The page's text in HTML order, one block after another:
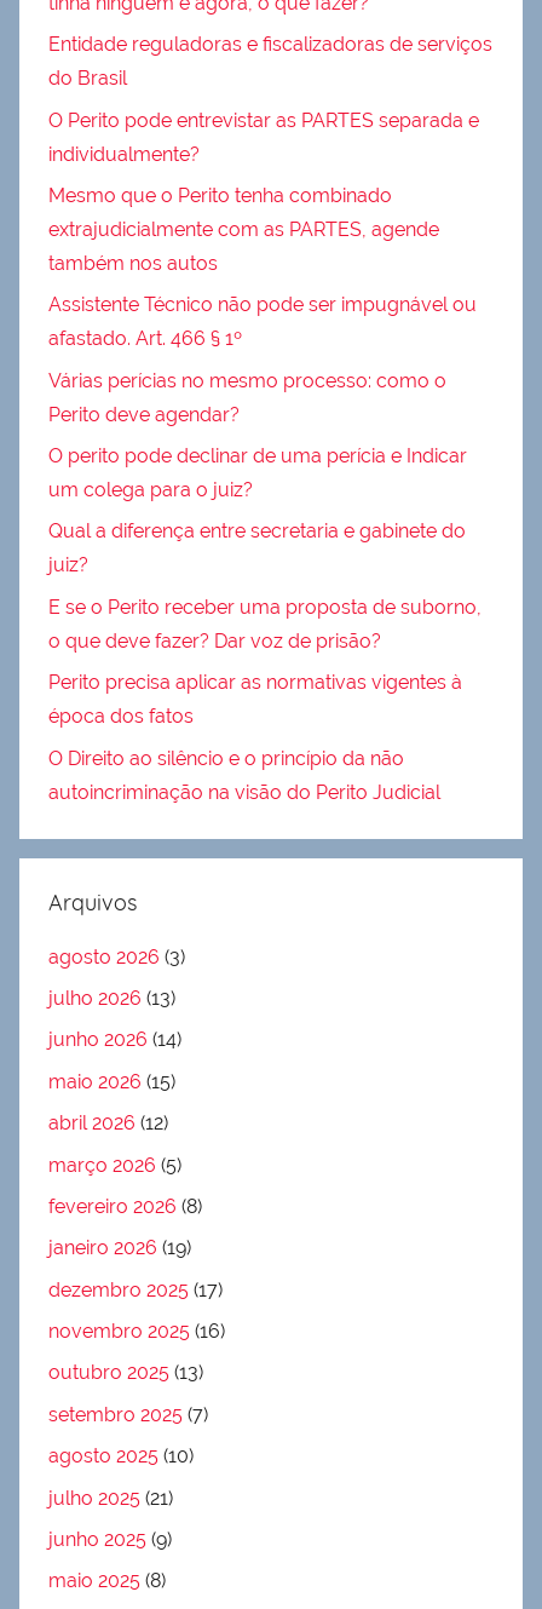
Entidade reguladoras e fiscalizadoras de serviços
do Brasil
O Perito pode entrevistar as PARTES separada e
individualmente?
Mesmo que o Perito tenha combinado
extrajudicialmente com as PARTES, agende
também nos autos
Assistente Técnico não pode ser impugnável ou
afastado. Art. 466 § 1º
Várias perícias no mesmo processo: como o
Perito deve agendar?
O perito pode declinar de uma perícia e Indicar
um colega para o juiz?
Qual a diferença entre secretaria e gabinete do
juiz?
E se o Perito receber uma proposta de suborno,
o que deve fazer? Dar voz de prisão?
Perito precisa aplicar as normativas vigentes à
época dos fatos
O Direito ao silêncio e o princípio da não
autoincriminação na visão do Perito Judicial
Arquivos
agosto 2026 (3)
julho 2026 (13)
junho 2026 (14)
maio 2026 (15)
abril 2026 (12)
março 2026 (5)
fevereiro 2026 (8)
janeiro 2026 (19)
dezembro 2025 (17)
novembro 2025 (16)
outubro 2025 (13)
setembro 2025 (7)
agosto 2025 (10)
julho 2025 (21)
junho 2025 (9)
maio 2025 (8)